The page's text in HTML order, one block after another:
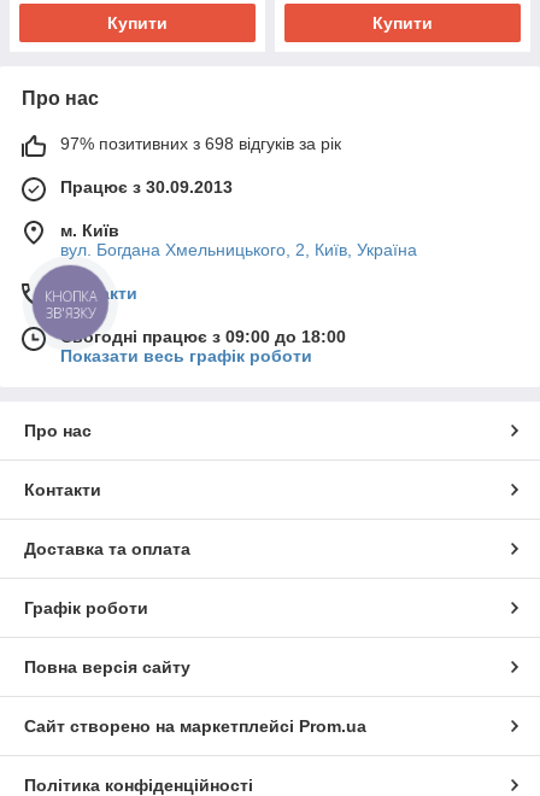
Купити Купити
Про нас
97% позитивних з 698 відгуків за рік
Працює з 30.09.2013
м. Київ
вул. Богдана Хмельницького, 2, Київ, Україна
Контакти
Сьогодні працює з 09:00 до 18:00
Показати весь графік роботи
Про нас
Контакти
Доставка та оплата
Графік роботи
Повна версія сайту
Сайт створено на маркетплейсі Prom.ua
Політика конфіденційності
КНОПКА
ЗВ'ЯЗКУ